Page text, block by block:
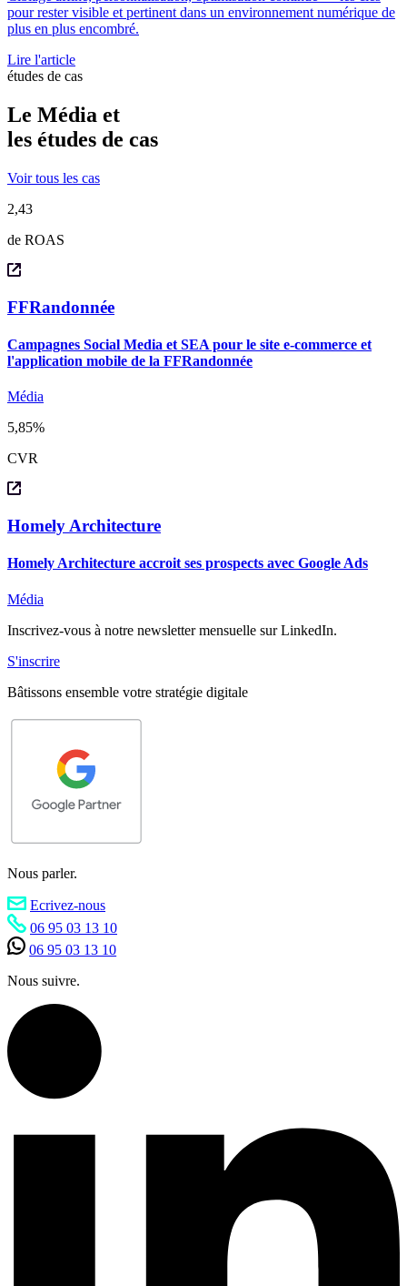
pour rester visible et pertinent dans un environnement numérique de
plus en plus encombré.
Lire l'article
études de cas
Le Média et
les études de cas
Voir tous les cas
2,43
de ROAS
FFRandonnée
Campagnes Social Media et SEA pour le site e-commerce et
l'application mobile de la FFRandonnée
Média
5,85%
CVR
Homely Architecture
Homely Architecture accroit ses prospects avec Google Ads
Média
Inscrivez-vous à notre newslettermensuelle sur LinkedIn.
S'inscrire
Bâtissons ensemble votre stratégie digitale
Nous parler.
Ecrivez-nous
06 95 03 13 10
06 95 03 13 10
Nous suivre.